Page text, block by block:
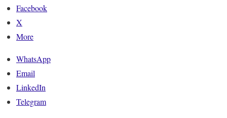
Facebook
X
More
WhatsApp
Email
LinkedIn
Telegram